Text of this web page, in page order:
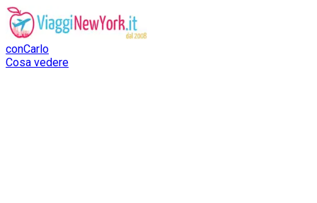
conCarlo
Cosa vedere